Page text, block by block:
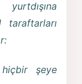
taraftarları
şeye